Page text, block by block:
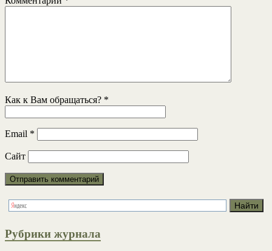
Как к Вам обращаться? *
Email *
Сайт
Рубрики журнала